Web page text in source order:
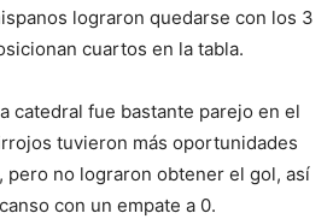
lograron quedarse con los 3
cuartos en la tabla.
catedral fue bastante parejo en el
tuvieron más oportunidades
pero no lograron obtener el gol, así
con un empate a 0.